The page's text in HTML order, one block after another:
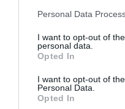
Please note that this
not limited to your visit or
grant or deny consent to
use your data for below
consent section.
Personal Data
I want to opt-out of
personal data.
Opted In
I want to opt-out of
Personal Data.
Opted In
ÉRZÉSEK